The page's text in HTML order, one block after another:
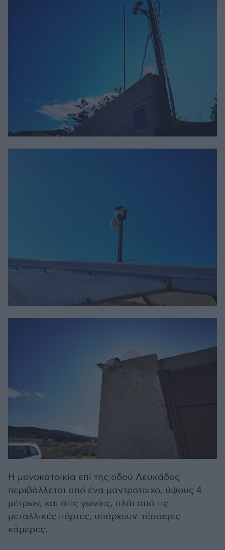
Η μονοκατοικία επί της οδού Λευκάδος
περιβάλλεται από ένα μαντρότοιχο, ύψους 4
μέτρων, και στις γωνίες, πλάι από τις
μεταλλικές πόρτες, υπάρχουν τέσσερις
κάμερες.